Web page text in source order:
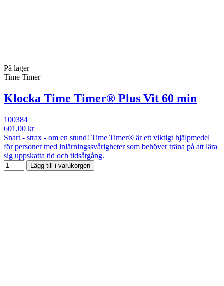
På lager
Time Timer
Klocka Time Timer® Plus Vit 60 min
100384
601,00 kr
Snart - strax - om en stund! Time Timer® är ett viktigt hjälpmedel
för personer med inlärningssvårigheter som behöver träna på att lära
sig uppskatta tid och tidsåtgång.
Lägg till i varukorgen